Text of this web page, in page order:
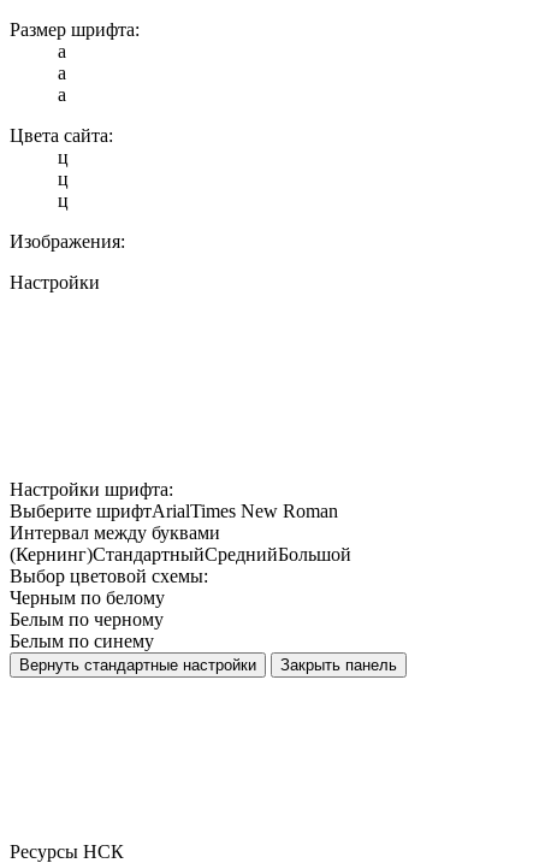
Размер шрифта:
a
a
a
Цвета сайта:
ц
ц
ц
Изображения:
Настройки
Настройки шрифта:
Выберите шрифтArialTimes New Roman
Интервал между буквами
(Кернинг)СтандартныйСреднийБольшой
Выбор цветовой схемы:
Черным по белому
Белым по черному
Белым по синему
Вернуть стандартные настройки Закрыть панель
Ресурсы НСК